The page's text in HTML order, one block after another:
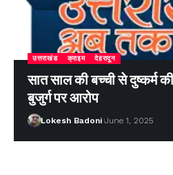
उत्तराखंड क्राइम देहरादून
सात साल की बच्ची से दुष्कर्म
बुजुर्ग पर आरोप
Lokesh Badoni June 1, 2025